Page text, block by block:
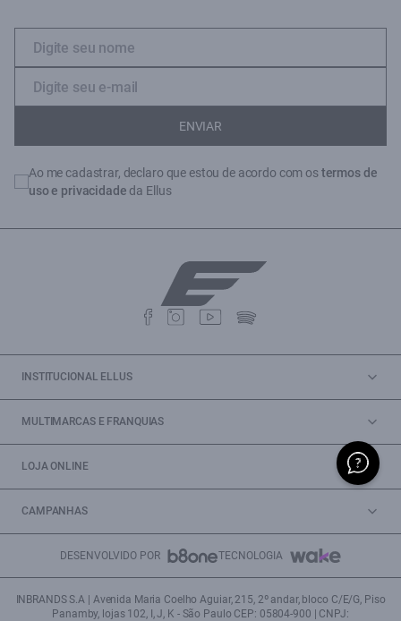
ENVIAR
Ao me cadastrar, declaro que estou de acordo com ostermos de
uso e privacidade da Ellus
INSTITUCIONAL ELLUS
MULTIMARCAS E FRANQUIAS
LOJA ONLINE
CAMPANHAS
DESENVOLVIDO POR TECNOLOGIA
INBRANDS S.A | Avenida Maria Coelho Aguiar, 215, 2º andar, bloco C/E/G, Piso
Panamby, lojas 102, I, J, K - São Paulo CEP: 05804-900 | CNPJ: